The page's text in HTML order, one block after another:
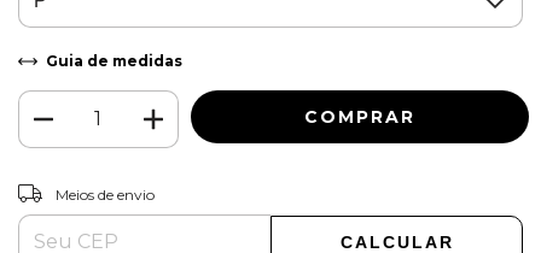
Guia de medidas
Entregas para o CEP:
Meios de envio
CALCULAR